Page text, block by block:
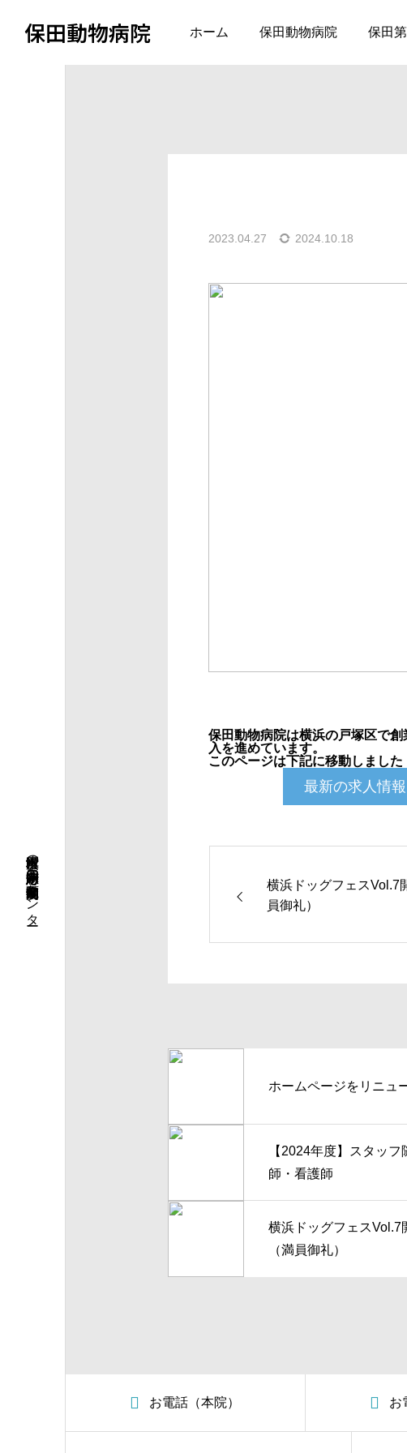
保田動物病院 ホーム 保田動物病院 保田
横浜市戸塚区の二十四時間急患対応の動物病院・高度画像センター
求人情報 【2024年度
2023.04.27 2024.10.18
保田動物病院は横浜の戸塚区で
入を進めています。
このページは下記に移動しました
最新の求人情
横浜ドッグフェスVol.7
員御礼）
ホームページをリニュ
【2024年度】スタッ
師・看護師
横浜ドッグフェスVol.7
（満員御礼）
お電話（本院） お